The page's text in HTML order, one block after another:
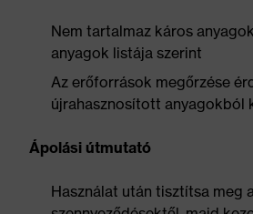
Nem tartalmaz káros
anyagok listája szerint
Az erőforrások megőrzése
újrahasznosított anyagokból
Ápolási útmutató
Használat után tisztítsa meg